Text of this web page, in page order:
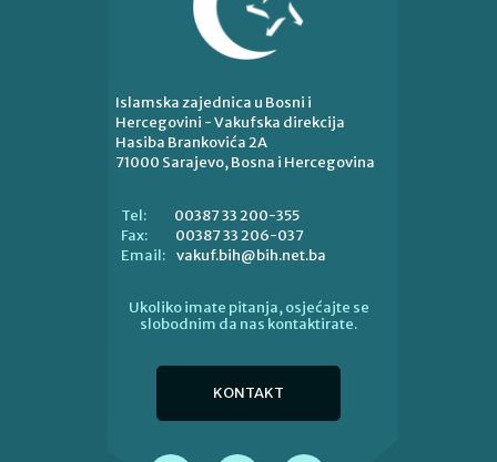
Islamska zajednica u Bosni i
Hercegovini - Vakufska direkcija
Hasiba Brankovića 2A
71000 Sarajevo, Bosna i Hercegovina
Tel:
00387 33 200-355
Fax:
00387 33 206-037
Email: vakuf.bih@bih.net.ba
Ukoliko imate pitanja, osjećajte se
slobodnim da nas kontaktirate.
KONTAKT